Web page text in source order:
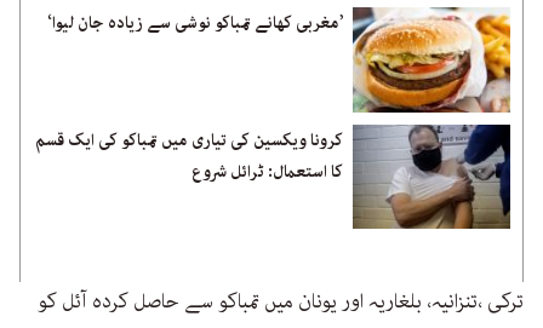
’مغربی کھانے تمباکو نوشی سے زیادہ جان لیوا‘
کرونا ویکسین کی تیاری میں تمباکو کی ایک قسم
کا استعمال: ٹرائل شروع
ترکی ،تنزانیہ، بلغاریہ اور یونان میں تمباکو سے حاصل کردہ آئل کو